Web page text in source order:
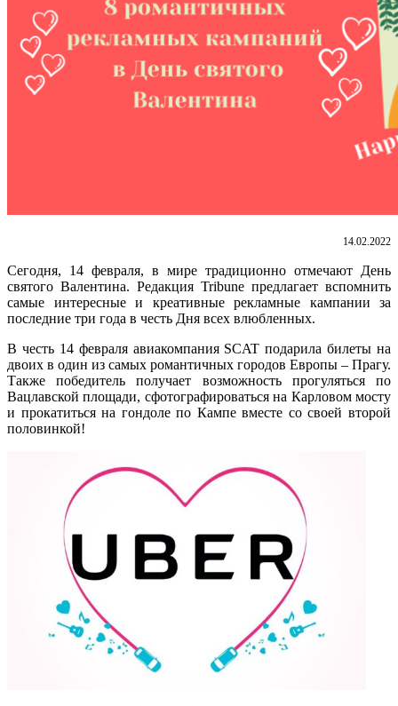
14.02.2022
Сегодня, 14 февраля, в мире традиционно отмечают День
святого Валентина. Редакция Tribune предлагает вспомнить
самые интересные и креативные рекламные кампании за
последние три года в честь Дня всех влюбленных.
В честь 14 февраля авиакомпания SCAT подарила билеты на
двоих в один из самых романтичных городов Европы – Прагу.
Также победитель получает возможность прогуляться по
Вацлавской площади, сфотографироваться на Карловом мосту
и прокатиться на гондоле по Кампе вместе со своей второй
половинкой!